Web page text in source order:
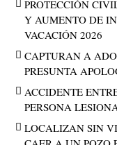
PROTECCIÓN
Y AUMENTO DE
VACACIÓN 2026
CAPTURAN A
PRESUNTA
ACCIDENTE
PERSONA
LOCALIZAN SIN